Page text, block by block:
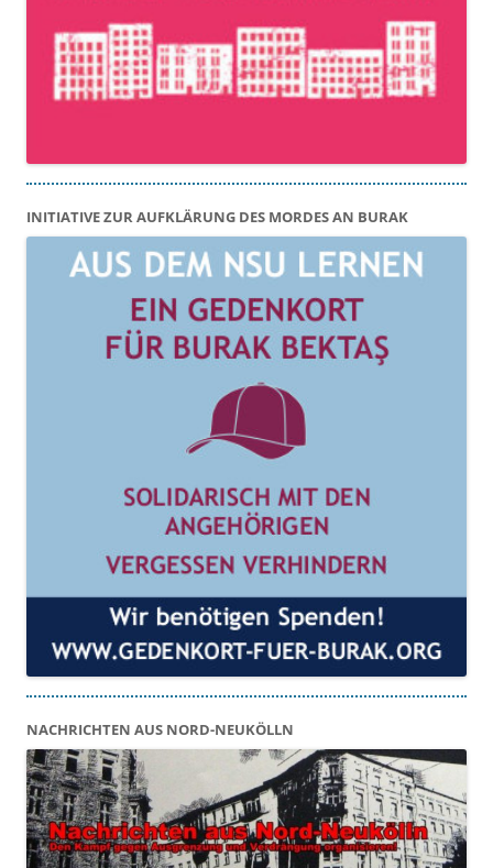
INITIATIVE ZUR AUFKLÄRUNG DES MORDES AN BURAK
NACHRICHTEN AUS NORD-NEUKÖLLN